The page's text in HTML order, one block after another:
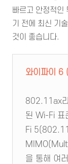
빠르고 안정적인
기 전에 최신 기
것이 좋습니다.
와이파이 6
802.11ax
된 Wi-Fi 표
Fi
을 통해 여